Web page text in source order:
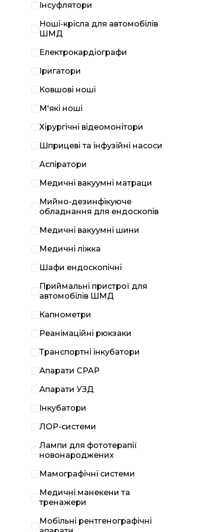
Інсуфлятори
Ноші-крісла для автомобілів
ШМД
Електрокардіографи
Іригатори
Ковшові ноші
М'які ноші
Хірургічні відеомонітори
Шприцеві та інфузійні насоси
Аспіратори
Медичні вакуумні матраци
Мийно-дезинфікуюче
обладнання для ендоскопів
Медичні вакуумні шини
Медичні ліжка
Шафи ендоскопічні
Приймальні пристрої для
автомобілів ШМД
Капнометри
Реанімаційні рюкзаки
Транспортні інкубатори
Апарати CPAP
Апарати УЗД
Інкубатори
ЛОР-системи
Лампи для фототерапії
новонароджених
Мамографічні системи
Медичні манекени та
тренажери
Мобільні рентгенографічні